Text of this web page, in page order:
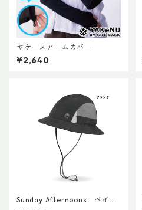
ヤケーヌアームカバー
¥2,640
Sunday Afternoons ベイパ